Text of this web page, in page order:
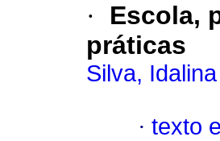
·
Escola,
práticas
Silva,
· texto